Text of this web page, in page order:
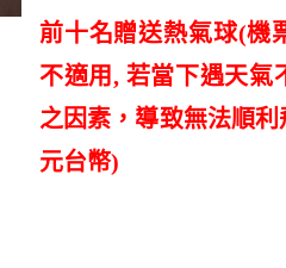
前十名贈送熱氣球(機
不適用, 若當下遇天氣
之因素，導致無法順
元台幣)